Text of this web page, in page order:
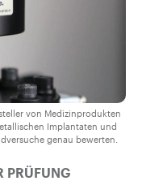
von Medizinprodukten
Implantaten und
genau bewerten.
PRÜFUNG